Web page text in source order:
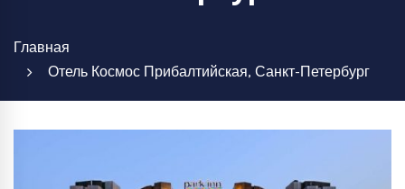
Главная
Отель Космос Прибалтийская, Санкт-Петербург